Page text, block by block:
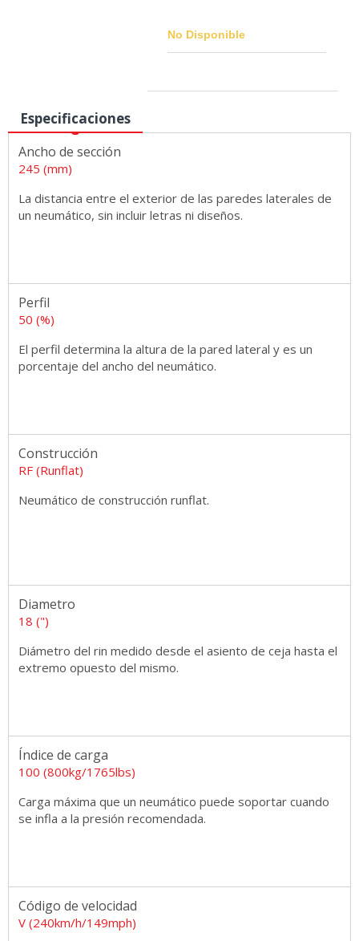
No Disponible
Especificaciones
Ancho de sección
245 (mm)
La distancia entre el exterior de las paredes laterales de
un neumático, sin incluir letras ni diseños.
Perfil
50 (%)
El perfil determina la altura de la pared lateral y es un
porcentaje del ancho del neumático.
Construcción
RF (Runflat)
Neumático de construcción runflat.
Diametro
18 (")
Diámetro del rin medido desde el asiento de ceja hasta el
extremo opuesto del mismo.
Índice de carga
100 (800kg/1765lbs)
Carga máxima que un neumático puede soportar cuando
se infla a la presión recomendada.
Código de velocidad
V (240km/h/149mph)